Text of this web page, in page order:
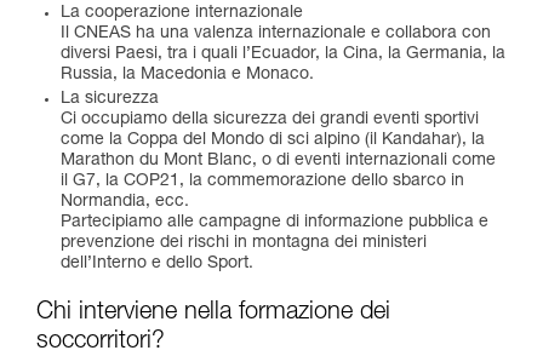
La cooperazione internazionale
Il CNEAS ha una valenza internazionale e collabora con
diversi Paesi, tra i quali l’Ecuador, la Cina, la Germania, la
Russia, la Macedonia e Monaco.
La sicurezza
Ci occupiamo della sicurezza dei grandi eventi sportivi
come la Coppa del Mondo di sci alpino (il Kandahar), la
Marathon du Mont Blanc, o di eventi internazionali come
il G7, la COP21, la commemorazione dello sbarco in
Normandia, ecc.
Partecipiamo alle campagne di informazione pubblica e
prevenzione dei rischi in montagna dei ministeri
dell’Interno e dello Sport.
Chi interviene nella formazione dei
soccorritori?